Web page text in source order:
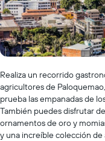
Realiza un recorrido
agricultores de
prueba las empanadas de
También puedes disfrutar
ornamentos de oro y
y una increíble colección